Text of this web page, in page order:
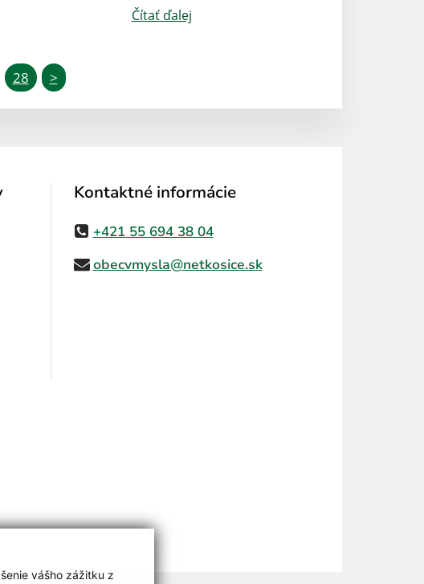
vášho zážitku z
Čítať ďalej
28 >
Kontaktné informácie
+421 55 694 38 04
obecvmysla@netkosice.sk